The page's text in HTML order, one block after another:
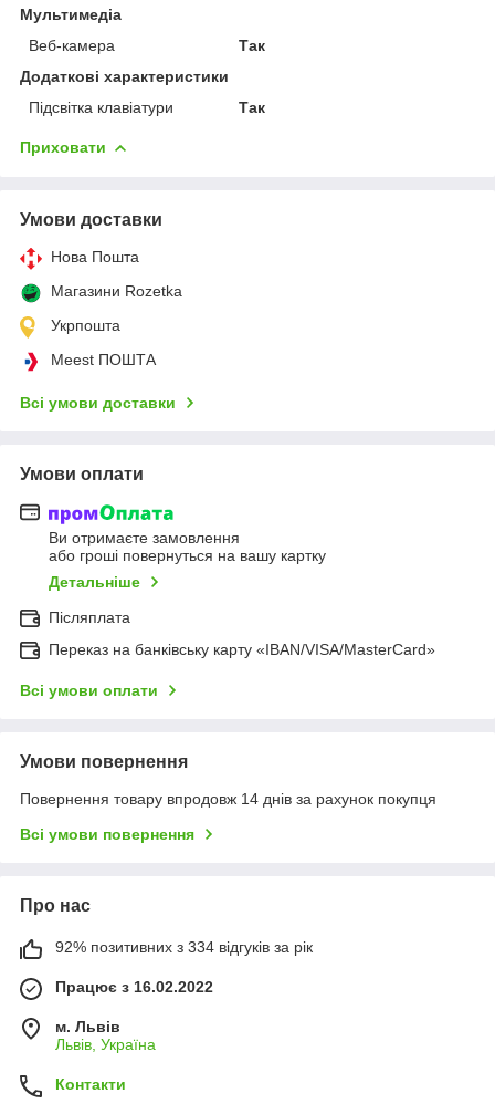
Мультимедіа
Веб-камера
Так
Додаткові характеристики
Підсвітка клавіатури
Так
Приховати
Умови доставки
Нова Пошта
Магазини Rozetka
Укрпошта
Meest ПОШТА
Всі умови доставки
Умови оплати
Ви отримаєте замовлення
або гроші повернуться на вашу картку
Детальніше
Післяплата
Переказ на банківську карту «IBAN/VISA/MasterCard»
Всі умови оплати
Умови повернення
Повернення товару впродовж 14 днів за рахунок покупця
Всі умови повернення
Про нас
92% позитивних з 334 відгуків за рік
Працює з 16.02.2022
м. Львів
Львів, Україна
Контакти